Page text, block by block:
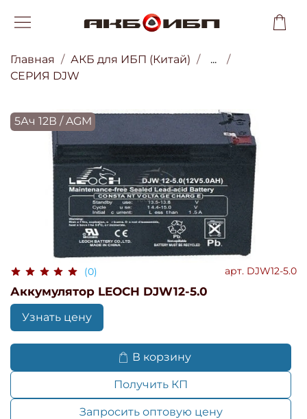
Главная АКБ для ИБП (Китай)
...
СЕРИЯ DJW
5Ач 12В / AGM
(0) арт. DJW12-5.0
Аккумулятор LEOCH DJW12-5.0
Узнать цену
В корзину
Получить КП
Запросить оптовую цену